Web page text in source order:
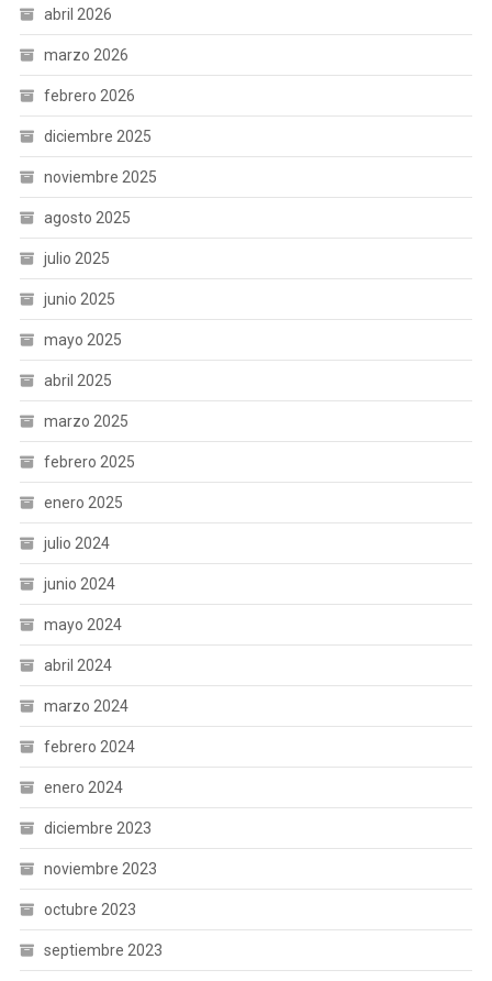
abril 2026
marzo 2026
febrero 2026
diciembre 2025
noviembre 2025
agosto 2025
julio 2025
junio 2025
mayo 2025
abril 2025
marzo 2025
febrero 2025
enero 2025
julio 2024
junio 2024
mayo 2024
abril 2024
marzo 2024
febrero 2024
enero 2024
diciembre 2023
noviembre 2023
octubre 2023
septiembre 2023